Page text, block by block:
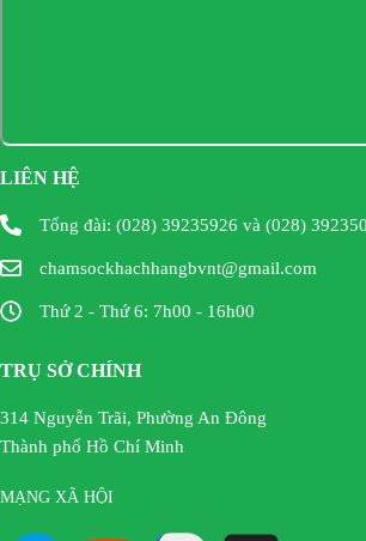
LIÊN HỆ
Tổng đài: (028) 39235926 và (028)
chamsockhachhangbvnt@gmail.com
Thứ 2 - Thứ 6: 7h00 - 16h00
TRỤ SỞ CHÍNH
314 Nguyễn Trãi, Phường An Đông
Thành phố Hồ Chí Minh
MẠNG XÃ HỘI